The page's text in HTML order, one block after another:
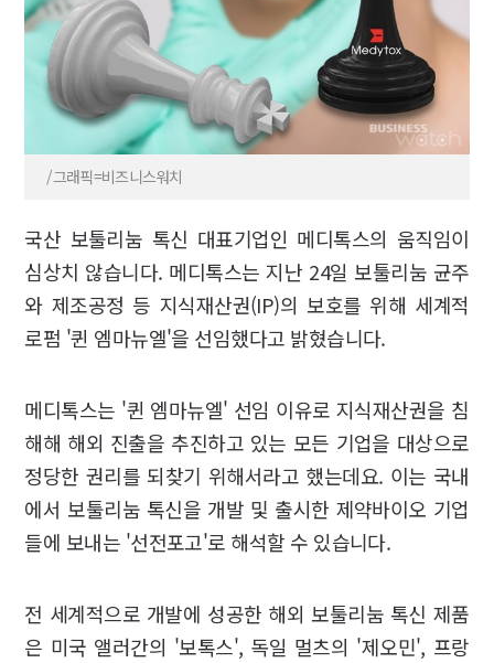
/그래픽=비즈니스워치
국산 보툴리눔 톡신 대표기업인 메디톡스의 움직임이
심상치 않습니다. 메디톡스는 지난 24일 보툴리눔 균주
와 제조공정 등 지식재산권(IP)의 보호를 위해 세계적
로펌 '퀸 엠마뉴엘'을 선임했다고 밝혔습니다.
메디톡스는 '퀸 엠마뉴엘' 선임 이유로 지식재산권을 침
해해 해외 진출을 추진하고 있는 모든 기업을 대상으로
정당한 권리를 되찾기 위해서라고 했는데요. 이는 국내
에서 보툴리눔 톡신을 개발 및 출시한 제약바이오 기업
들에 보내는 '선전포고'로 해석할 수 있습니다.
전 세계적으로 개발에 성공한 해외 보툴리눔 톡신 제품
은 미국 앨러간의 '보톡스', 독일 멀츠의 '제오민', 프랑